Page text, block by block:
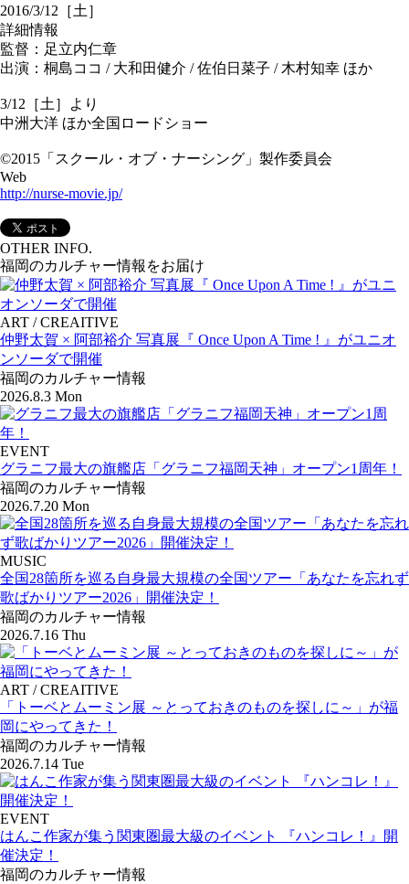
2016/3/12［土］
詳細情報
監督：足立内仁章
出演：桐島ココ / 大和田健介 / 佐伯日菜子 / 木村知幸 ほか
3/12［土］より
中洲大洋 ほか全国ロードショー
©2015「スクール・オブ・ナーシング」製作委員会
Web
http://nurse-movie.jp/
OTHER INFO.
福岡のカルチャー情報をお届け
ART / CREAITIVE
仲野太賀 × 阿部裕介 写真展『 Once Upon A Time ! 』がユニオ
ンソーダで開催
福岡のカルチャー情報
2026.8.3 Mon
EVENT
グラニフ最大の旗艦店「グラニフ福岡天神」オープン1周年！
福岡のカルチャー情報
2026.7.20 Mon
MUSIC
全国28箇所を巡る自身最大規模の全国ツアー「あなたを忘れず
歌ばかりツアー2026」開催決定！
福岡のカルチャー情報
2026.7.16 Thu
ART / CREAITIVE
「トーベとムーミン展 ～とっておきのものを探しに～」が福
岡にやってきた！
福岡のカルチャー情報
2026.7.14 Tue
EVENT
はんこ作家が集う関東圏最大級のイベント 『ハンコレ！』開
催決定！
福岡のカルチャー情報